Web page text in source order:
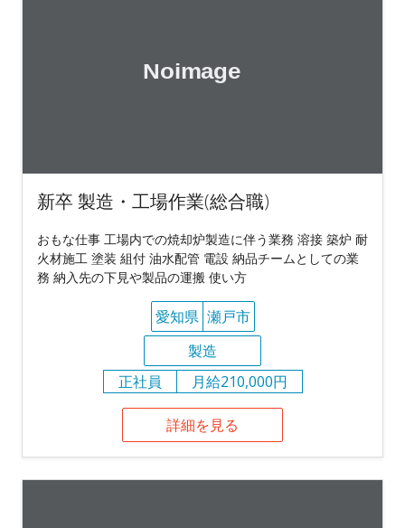
新卒 製造・工場作業(総合職)
おもな仕事 工場内での焼却炉製造に伴う業務 溶接 築炉 耐
火材施工 塗装 組付 油水配管 電設 納品チームとしての業
務 納入先の下見や製品の運搬 使い方
愛知県 瀬戸市
製造
正社員
月給210,000円
詳細を見る